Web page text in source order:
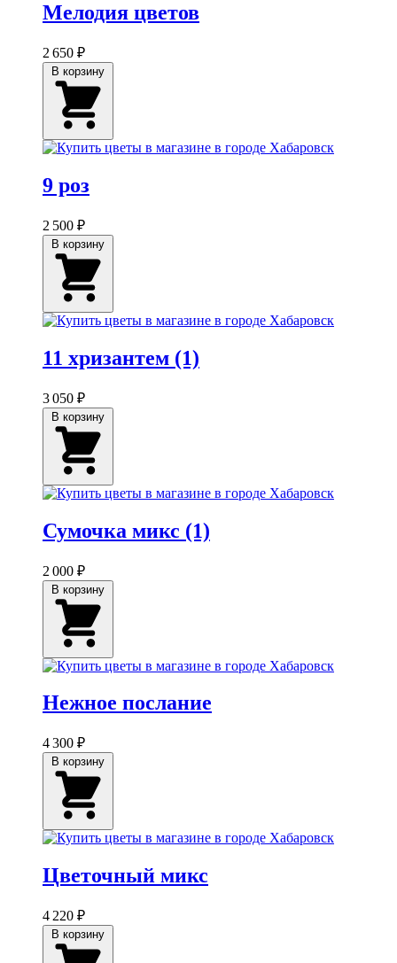
Мелодия цветов
2 650 ₽
9 роз
2 500 ₽
11 хризантем (1)
3 050 ₽
Сумочка микс (1)
2 000 ₽
Нежное послание
4 300 ₽
Цветочный микс
4 220 ₽